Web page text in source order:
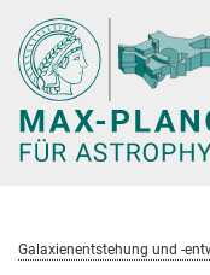
Hauptinhalt
Galaxienentstehung und -